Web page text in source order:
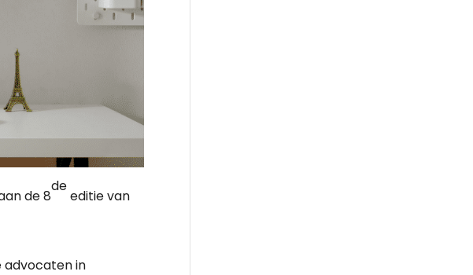
de 8
de
editie van
advocaten in